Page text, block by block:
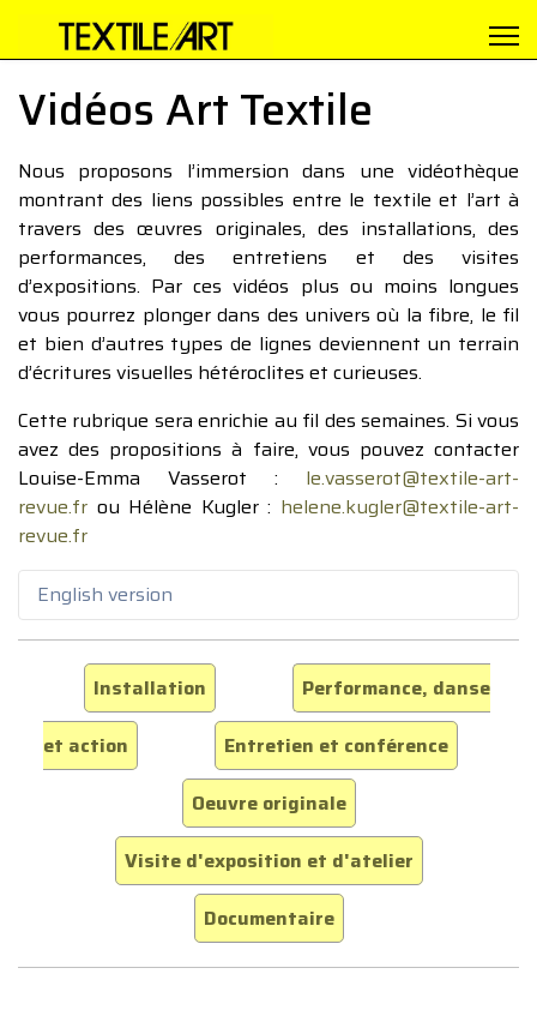
Vidéos Art Textile
Nous proposons l’immersion dans une vidéothèque
montrant des liens possibles entre le textile et l’art à
travers des œuvres originales, des installations, des
performances, des entretiens et des visites
d’expositions. Par ces vidéos plus ou moins longues
vous pourrez plonger dans des univers où la fibre, le fil
et bien d’autres types de lignes deviennent un terrain
d’écritures visuelles hétéroclites et curieuses.
Cette rubrique sera enrichie au fil des semaines. Si vous
avez des propositions à faire, vous pouvez contacter
Louise-Emma Vasserot : le.vasserot@textile-art-
revue.fr ou Hélène Kugler : helene.kugler@textile-art-
revue.fr
English version
Installation
Performance, danse
et action
Entretien et conférence
Oeuvre originale
Visite d'exposition et d'atelier
Documentaire